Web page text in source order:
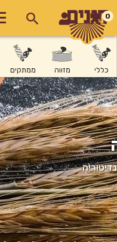
0
כללי מזווה ממתקים